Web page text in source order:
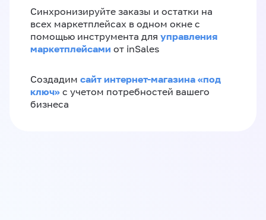
Синхронизируйте заказы и остатки на
всех маркетплейсах в одном окне с
помощью инструмента для управления
маркетплейсами от inSales
Создадим сайт интернет-магазина «под
ключ» с учетом потребностей вашего
бизнеса